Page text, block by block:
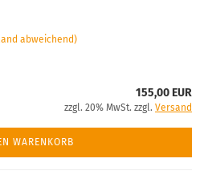
abweichend)
155,00 EUR
zzgl. 20% MwSt. zzgl. Versand
WARENKORB